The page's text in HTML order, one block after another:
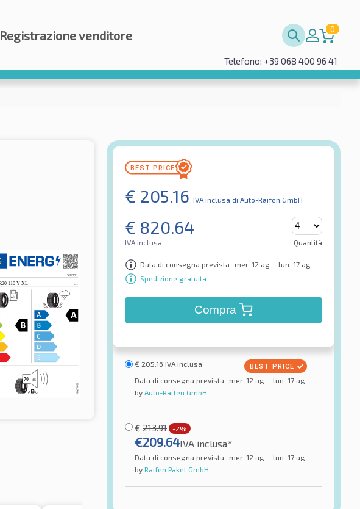
Registrazione venditore 0
Telefono: +39 068 400 96 41
€ 205.16 IVA inclusa di Auto-Raifen GmbH
€ 820.64
IVA inclusa Quantità
Data di consegna prevista- mer. 12 ag. - lun. 17 ag.
Spedizione gratuita
Compra
€ 205.16 IVA inclusa
Data di consegna prevista- mer. 12 ag. - lun. 17 ag.
by Auto-Raifen GmbH
€ 213.91 -2%
€209.64IVA inclusa*
Data di consegna prevista- mer. 12 ag. - lun. 17 ag.
by Raifen Paket GmbH